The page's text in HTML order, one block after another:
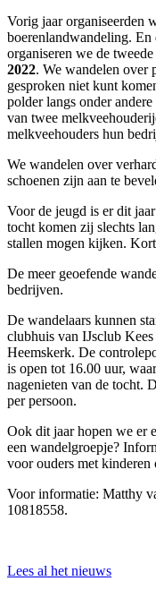
Vorig jaar organiseerden
boerenlandwandeling. En
organiseren we de
2022. We wandelen over
gesproken niet kunt
polder langs onder
van twee
melkveehouders hun
We wandelen over
schoenen zijn aan te
Voor de jeugd is er dit
tocht komen zij slechts
stallen mogen kijken.
De meer geoefende
bedrijven.
De wandelaars kunnen
clubhuis van IJsclub
Heemskerk. De
is open tot 16.00 uur,
nagenieten van de tocht.
per persoon.
Ook dit jaar hopen we er
een wandelgroepje?
voor ouders met
Voor informatie: Matthy
10818558.
Lees al het nieuws